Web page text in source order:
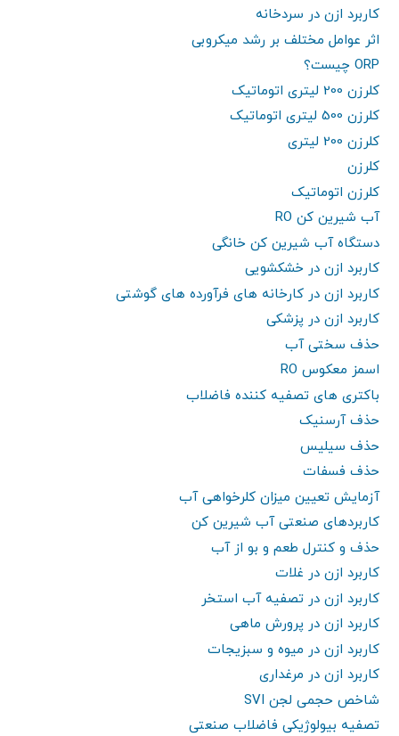
کاربرد ازن در سردخانه
اثر عوامل مختلف بر رشد میکروبی
ORP چیست؟
کلرزن 200 لیتری اتوماتیک
کلرزن 500 لیتری اتوماتیک
کلرزن 200 لیتری
کلرزن
کلرزن اتوماتیک
آب شیرین کن RO
دستگاه آب شیرین کن خانگی
کاربرد ازن در خشکشویی
کاربرد ازن در کارخانه های فرآورده های گوشتی
کاربرد ازن در پزشکی
حذف سختی آب
اسمز معکوس RO
باکتری های تصفیه کننده فاضلاب
حذف آرسنیک
حذف سیلیس
حذف فسفات
آزمایش تعیین میزان کلرخواهی آب
کاربردهای صنعتی آب شیرین کن
حذف و کنترل طعم و بو از آب
کاربرد ازن در غلات
کاربرد ازن در تصفیه آب استخر
کاربرد ازن در پرورش ماهی
کاربرد ازن در میوه و سبزیجات
کاربرد ازن در مرغداری
شاخص حجمی لجن SVI
تصفیه بیولوژیکی فاضلاب صنعتی